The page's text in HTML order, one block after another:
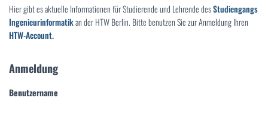
C
A
Hier gibt es aktuelle Informationen für Studierende und Lehrende desStudiengangs
Ingenieurinformatikan der HTW Berlin. Bitte benutzen Sie zur Anmeldung Ihren
HTW-Account.
Anmeldung
Benutzername